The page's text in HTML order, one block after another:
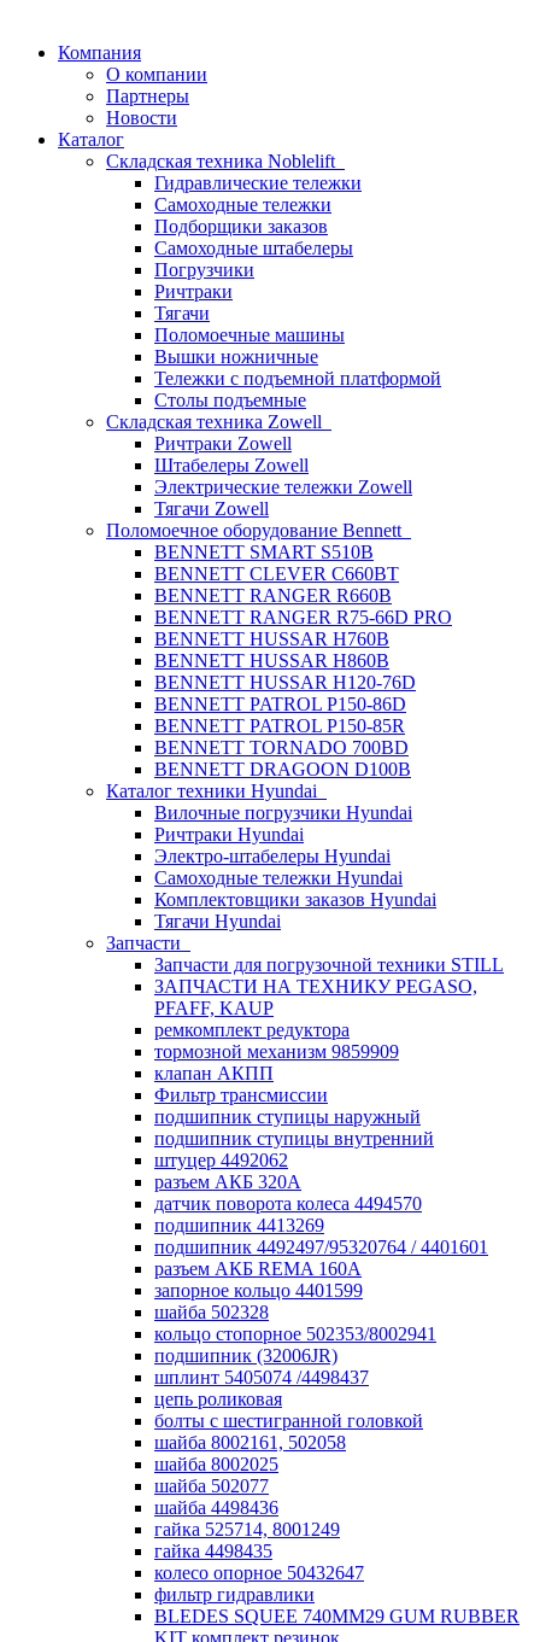
Компания
О компании
Партнеры
Новости
Каталог
Складская техника Noblelift
Гидравлические тележки
Самоходные тележки
Подборщики заказов
Самоходные штабелеры
Погрузчики
Ричтраки
Тягачи
Поломоечные машины
Вышки ножничные
Тележки с подъемной платформой
Столы подъемные
Складская техника Zowell
Ричтраки Zowell
Штабелеры Zowell
Электрические тележки Zowell
Тягачи Zowell
Поломоечное оборудование Bennett
BENNETT SMART S510B
BENNETT CLEVER C660BT
BENNETT RANGER R660B
BENNETT RANGER R75-66D PRO
BENNETT HUSSAR H760B
BENNETT HUSSAR H860B
BENNETT HUSSAR H120-76D
BENNETT PATROL P150-86D
BENNETT PATROL P150-85R
BENNETT TORNADO 700BD
BENNETT DRAGOON D100B
Каталог техники Hyundai
Вилочные погрузчики Hyundai
Ричтраки Hyundai
Электро-штабелеры Hyundai
Самоходные тележки Hyundai
Комплектовщики заказов Hyundai
Тягачи Hyundai
Запчасти
Запчасти для погрузочной техники STILL
ЗАПЧАСТИ НА ТЕХНИКУ PEGASO,
PFAFF, KAUP
ремкомплект редуктора
тормозной механизм 9859909
клапан АКПП
Фильтр трансмиссии
подшипник ступицы наружный
подшипник ступицы внутренний
штуцер 4492062
разъем АКБ 320А
датчик поворота колеса 4494570
подшипник 4413269
подшипник 4492497/95320764 / 4401601
разъем АКБ REMA 160А
запорное кольцо 4401599
шайба 502328
кольцо стопорное 502353/8002941
подшипник (32006JR)
шплинт 5405074 /4498437
цепь роликовая
болты с шестигранной головкой
шайба 8002161, 502058
шайба 8002025
шайба 502077
шайба 4498436
гайка 525714, 8001249
гайка 4498435
колесо опорное 50432647
фильтр гидравлики
BLEDES SQUEE 740MM29 GUM RUBBER
KIT комплект резинок